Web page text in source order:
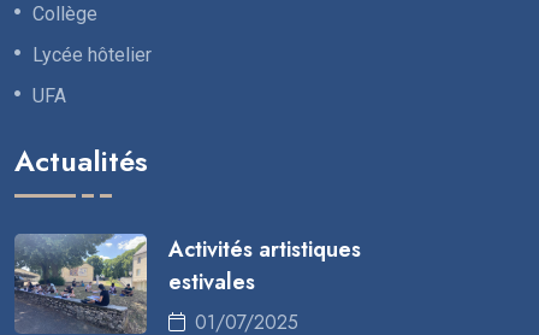
Collège
Lycée hôtelier
UFA
Actualités
Activités artistiques
estivales
01/07/2025